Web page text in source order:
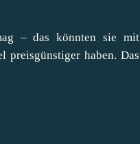
– das könnten sie mit
preisgünstiger haben. Das